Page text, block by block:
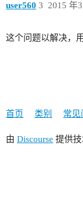
user560 2015 年
3
这个问题以解决，
首页 类别 常见
由 Discourse 提供